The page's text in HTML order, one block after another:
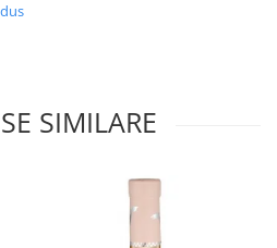
SIMILARE